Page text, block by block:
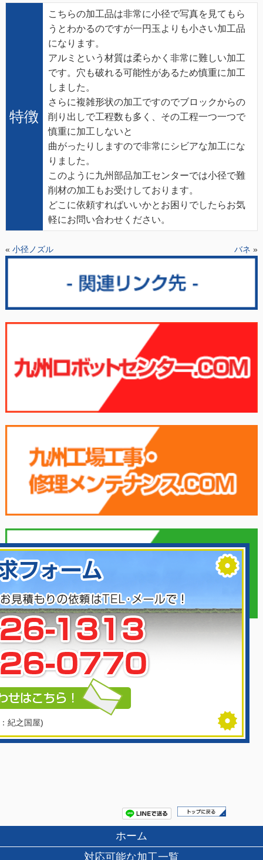
特徴
こちらの加工品は非常に小径で写真を見てもら
うとわかるのですが一円玉よりも小さい加工品
になります。
アルミという材質は柔らかく非常に難しい加工
です。穴も破れる可能性があるため慎重に加工
しました。
さらに複雑形状の加工ですのでブロックからの
削り出しで工程数も多く、その工程一つ一つで
慎重に加工しないと
曲がったりしますので非常にシビアな加工にな
りました。
このように九州部品加工センターでは小径で難
削材の加工もお受けしております。
どこに依頼すればいいかとお困りでしたらお気
軽にお問い合わせください。
« 小径ノズル バネ »
紀之国屋)
ホーム
対応可能な加工一覧